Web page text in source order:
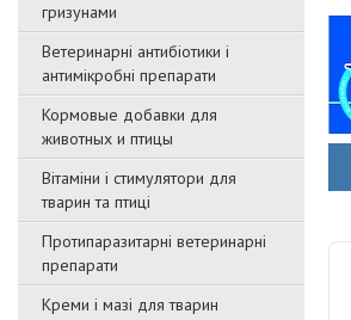
гризунами
Ветеринарні антибіотики і
антимікробні препарати
Кормовые добавки для
животных и птицы
Вітаміни і стимулятори для
тварин та птиці
Протипаразитарні ветеринарні
препарати
Креми і мазі для тварин